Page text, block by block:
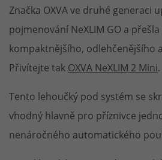
Značka OXVA ve druhé generaci
pojmenování NeXLIM GO a
kompaktnějšího, odlehčenějšího
Přivítejte tak OXVA NeXLIM 2 Mini.
Tento lehoučký pod systém se
vhodný hlavně pro příznivce
nenáročného automatického